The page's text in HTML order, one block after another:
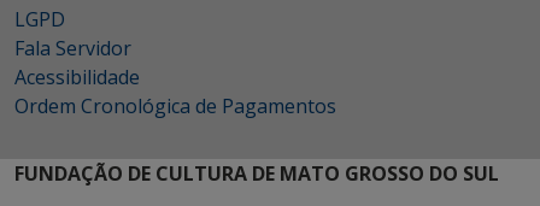
LGPD
Fala Servidor
Acessibilidade
Ordem Cronológica de Pagamentos
FUNDAÇÃO DE CULTURA DE MATO GROSSO DO SUL